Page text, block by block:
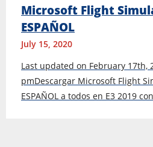
Microsoft Flight
ESPAÑOL
July 15, 2020
Last updated on February 17th,
pmDescargar Microsoft Flight
ESPAÑOL a todos en E3 2019